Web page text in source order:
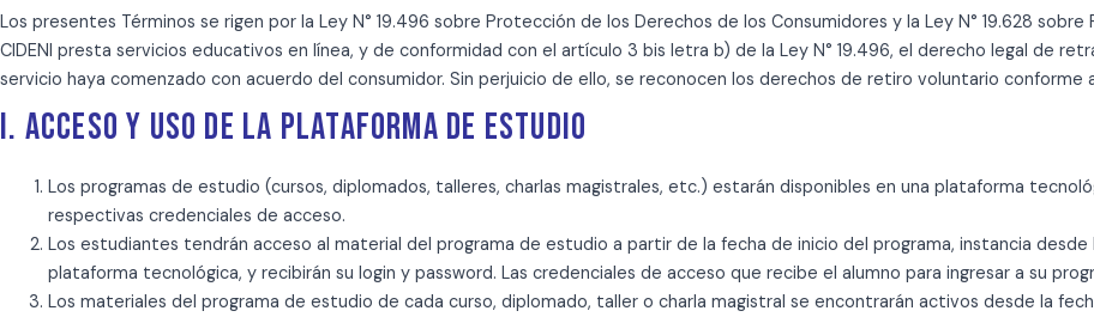
Los presentes Términos se rigen por la Ley N° 19.496 sobre Protección de los Derechos de los Consumidores y la Ley N° 19.628
CIDENI presta servicios educativos en línea, y de conformidad con el artículo 3 bis letra b) de la Ley N° 19.496, el derecho legal de
servicio haya comenzado con acuerdo del consumidor. Sin perjuicio de ello, se reconocen los derechos de retiro voluntario conforme
I. ACCESO Y USO DE LA PLATAFORMA DE ESTUDIO
Los programas de estudio (cursos, diplomados, talleres, charlas magistrales, etc.) estarán disponibles en una plataforma
respectivas credenciales de acceso.
Los estudiantes tendrán acceso al material del programa de estudio a partir de la fecha de inicio del programa, instancia desde
plataforma tecnológica, y recibirán su login y password. Las credenciales de acceso que recibe el alumno para ingresar a su
Los materiales del programa de estudio de cada curso, diplomado, taller o charla magistral se encontrarán activos desde la